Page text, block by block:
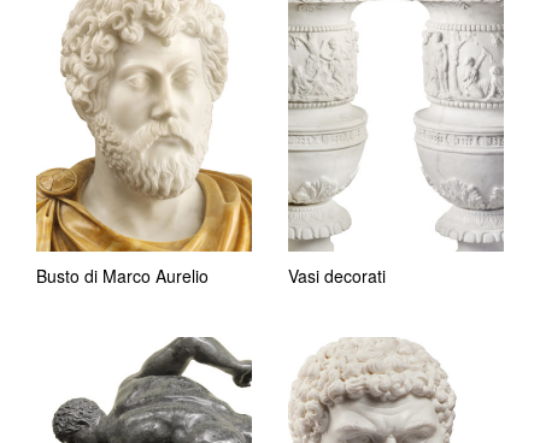
Busto di Marco Aurelio Vasi decorati